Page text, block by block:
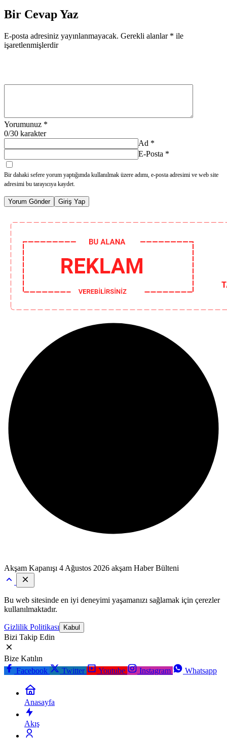
Bir Cevap Yaz
E-posta adresiniz yayınlanmayacak. Gerekli alanlar * ile
işaretlenmişlerdir
Yorumunuz *
0/30 karakter
Ad *
E-Posta *
Bir dahaki sefere yorum yaptığımda kullanılmak üzere adımı, e-posta adresimi ve web site
adresimi bu tarayıcıya kaydet.
Yorum Gönder Giriş Yap
Akşam Kapanışı 4 Ağustos 2026 akşam Haber Bülteni
Bu web sitesinde en iyi deneyimi yaşamanızı sağlamak için çerezler
kullanılmaktadır.
Gizlilik Politikası Kabul
Bizi Takip Edin
Bize Katılın
Facebook
Twitter Youtube Instagram Whatsapp
Anasayfa
Akış